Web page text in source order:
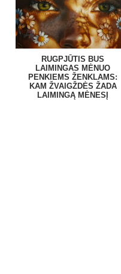
RUGPJŪTIS BUS
LAIMINGAS MĖNUO
PENKIEMS ŽENKLAMS:
KAM ŽVAIGŽDĖS ŽADA
LAIMINGĄ MĖNESĮ